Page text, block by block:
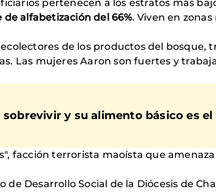
pertenecen a los estratos más
alfabetización del 66%. Viven en
de los productos del bosque,
Las mujeres Aaron son fuertes y
y su alimento básico es el
facción terrorista maoísta que
Desarrollo Social de la Diócesis de